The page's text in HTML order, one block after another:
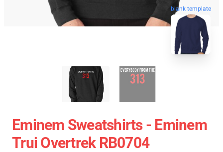
blank template
Eminem Sweatshirts - Eminem
Trui Overtrek RB0704